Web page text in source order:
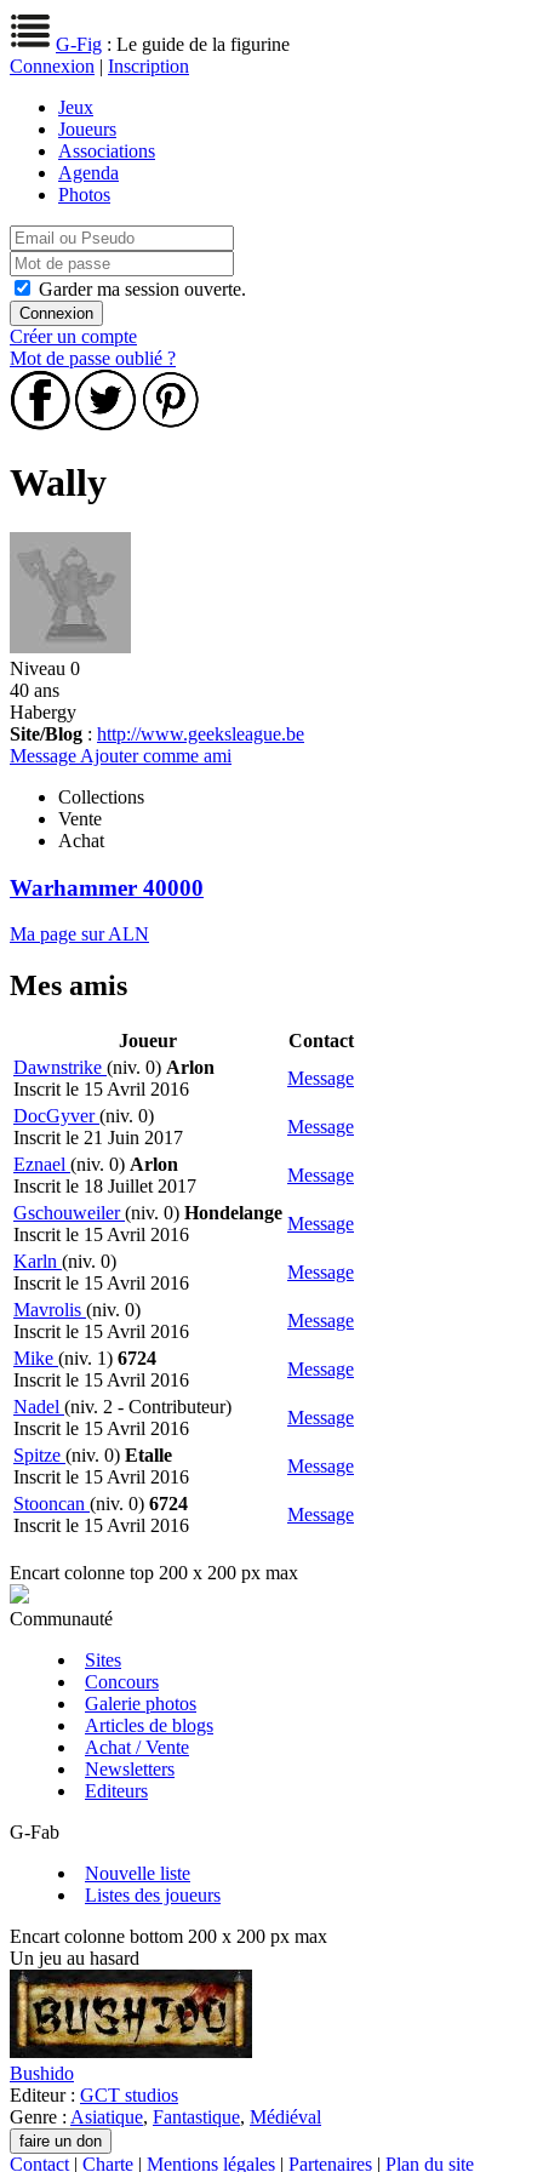
G-Fig : Le guide de la figurine
Connexion | Inscription
Jeux
Joueurs
Associations
Agenda
Photos
Garder ma session ouverte.
Créer un compte
Mot de passe oublié ?
Wally
Niveau 0
40 ans
Habergy
Site/Blog : http://www.geeksleague.be
Message Ajouter comme ami
Collections
Vente
Achat
Warhammer 40000
Ma page sur ALN
Mes amis
Joueur
Contact
Dawnstrike (niv. 0) Arlon
Inscrit le 15 Avril 2016
Message
DocGyver(niv. 0)
Inscrit le 21 Juin 2017
Message
Eznael (niv. 0) Arlon
Inscrit le 18 Juillet 2017
Message
Gschouweiler(niv. 0) Hondelange
Inscrit le 15 Avril 2016
Message
Karln (niv. 0)
Inscrit le 15 Avril 2016
Message
Mavrolis (niv. 0)
Inscrit le 15 Avril 2016
Message
Mike (niv. 1) 6724
Inscrit le 15 Avril 2016
Message
Nadel (niv. 2 - Contributeur)
Inscrit le 15 Avril 2016
Message
Spitze (niv. 0) Etalle
Inscrit le 15 Avril 2016
Message
Stooncan (niv. 0) 6724
Inscrit le 15 Avril 2016
Message
Encart colonne top 200 x 200 px max
Communauté
Sites
Concours
Galerie photos
Articles de blogs
Achat / Vente
Newsletters
Editeurs
G-Fab
Nouvelle liste
Listes des joueurs
Encart colonne bottom 200 x 200 px max
Un jeu au hasard
Bushido
Editeur : GCT studios
Genre : Asiatique, Fantastique, Médiéval
Contact | Charte | Mentions légales | Partenaires | Plan du site